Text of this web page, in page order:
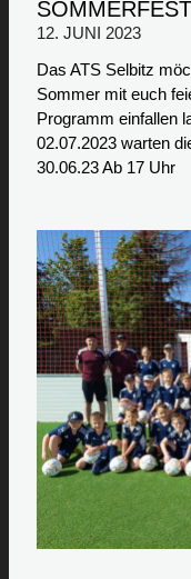
12. JUNI 2023
Das ATS Selbitz
Sommer mit euch
Programm einfallen
02.07.2023 warten
30.06.23 Ab 17 Uhr